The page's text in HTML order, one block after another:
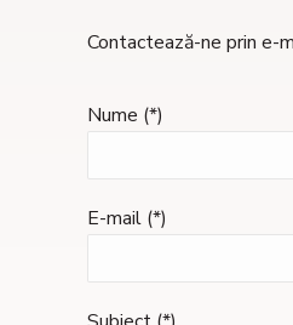
Contactează-ne prin e-
Nume (*)
E-mail (*)